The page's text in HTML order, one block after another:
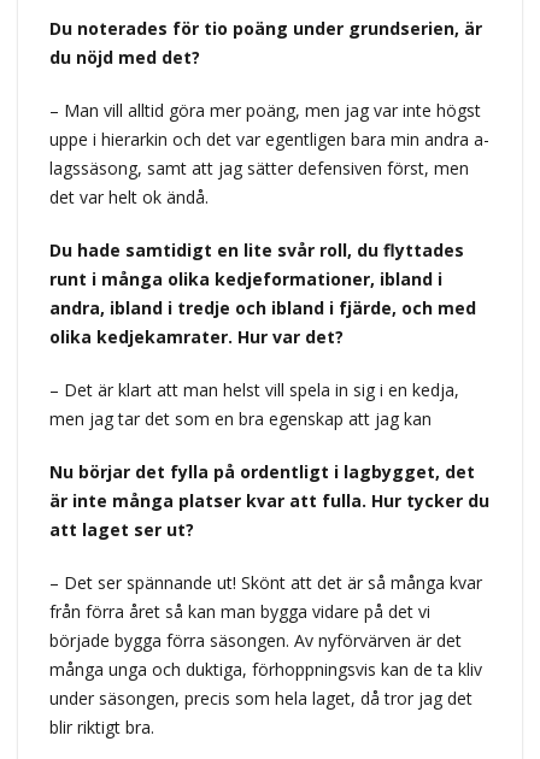
Du noterades för tio poäng under grundserien, är
du nöjd med det?
– Man vill alltid göra mer poäng, men jag var inte högst
uppe i hierarkin och det var egentligen bara min andra a-
lagssäsong, samt att jag sätter defensiven först, men
det var helt ok ändå.
Du hade samtidigt en lite svår roll, du flyttades
runt i många olika kedjeformationer, ibland i
andra, ibland i tredje och ibland i fjärde, och med
olika kedjekamrater. Hur var det?
– Det är klart att man helst vill spela in sig i en kedja,
men jag tar det som en bra egenskap att jag kan
Nu börjar det fylla på ordentligt i lagbygget, det
är inte många platser kvar att fulla. Hur tycker du
att laget ser ut?
– Det ser spännande ut! Skönt att det är så många kvar
från förra året så kan man bygga vidare på det vi
började bygga förra säsongen. Av nyförvärven är det
många unga och duktiga, förhoppningsvis kan de ta kliv
under säsongen, precis som hela laget, då tror jag det
blir riktigt bra.